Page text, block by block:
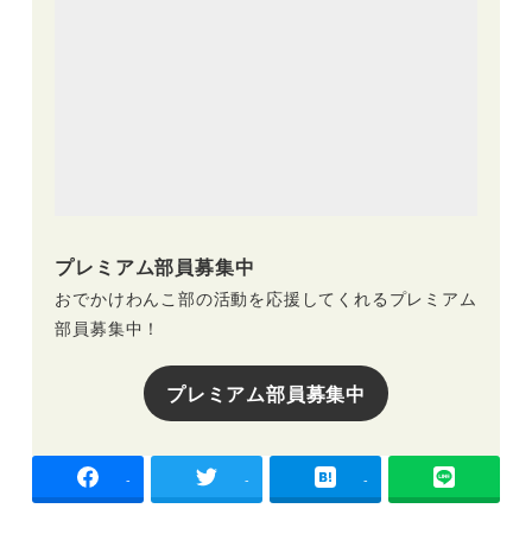
プレミアム部員募集中
おでかけわんこ部の活動を応援してくれるプレミアム
部員募集中！
プレミアム部員募集中
- - -